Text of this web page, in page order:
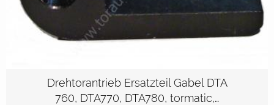
Drehtorantrieb Ersatzteil Gabel DTA
760, DTA770, DTA780, tormatic,…